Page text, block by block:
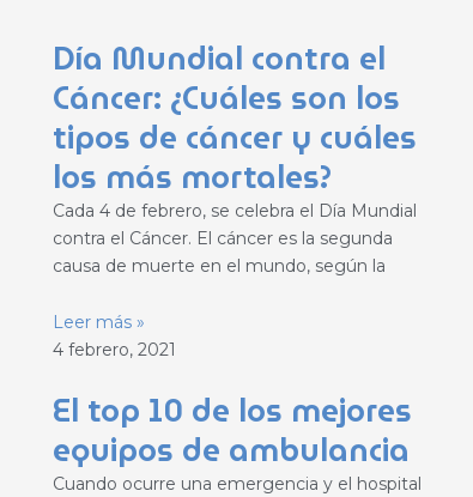
Día Mundial contra el
Cáncer: ¿Cuáles son los
tipos de cáncer y cuáles
los más mortales?
Cada 4 de febrero, se celebra el Día Mundial
contra el Cáncer. El cáncer es la segunda
causa de muerte en el mundo, según la
Leer más »
4 febrero, 2021
El top 10 de los mejores
equipos de ambulancia
Cuando ocurre una emergencia y el hospital